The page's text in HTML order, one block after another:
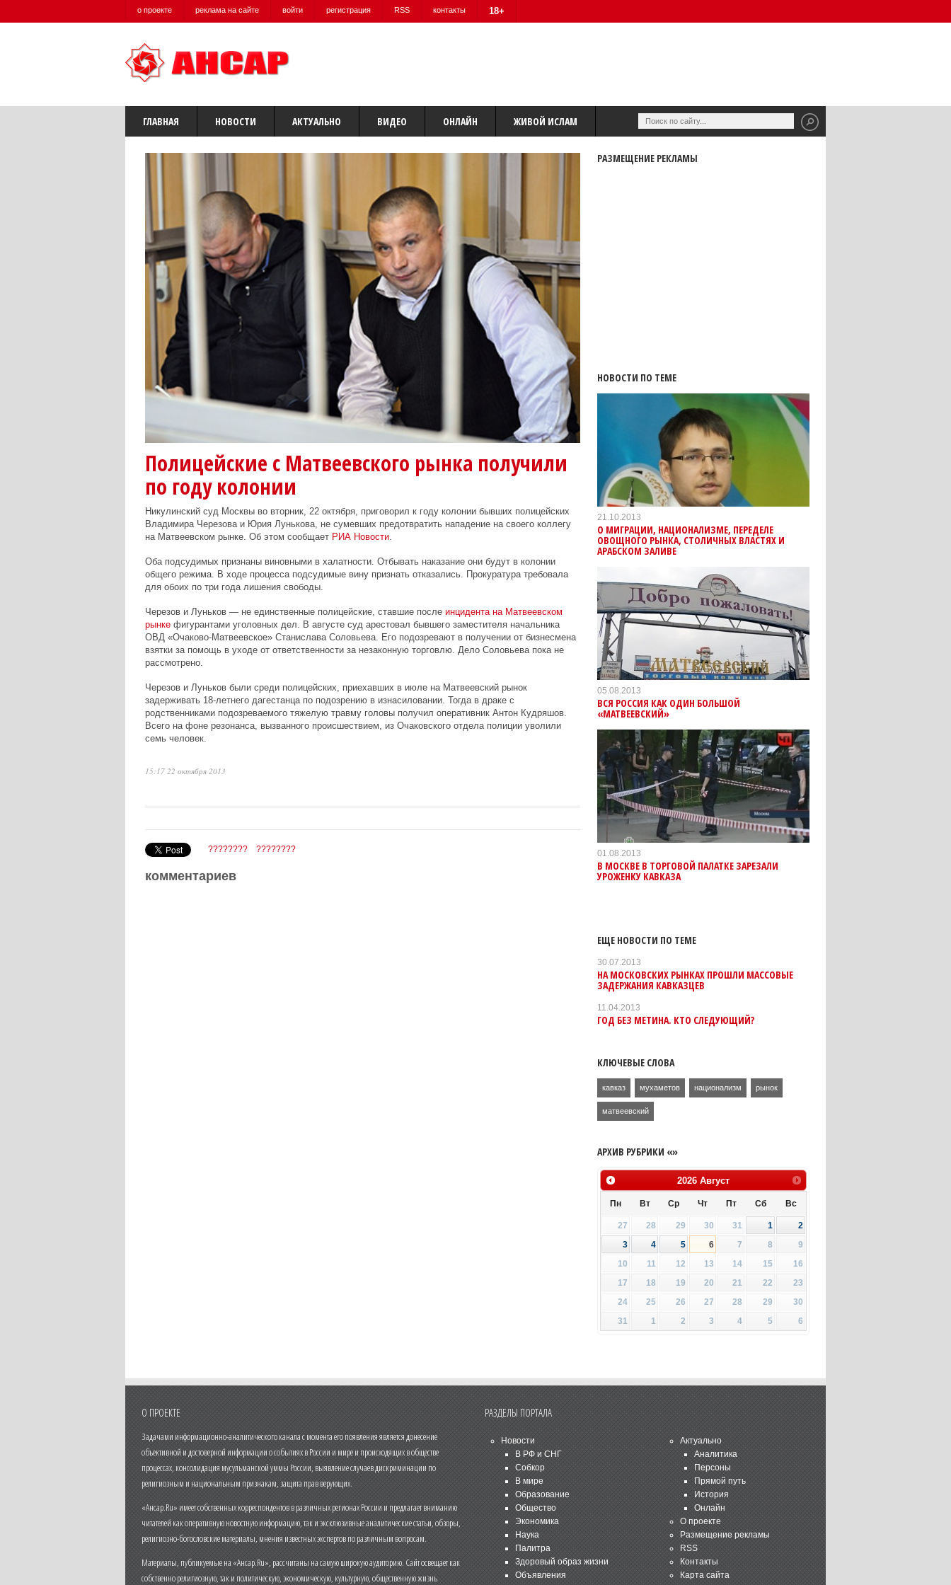
о проекте реклама на сайте войти регистрация RSS контакты 18+
ГЛАВНАЯ НОВОСТИ АКТУАЛЬНО ВИДЕО ОНЛАЙН ЖИВОЙ ИСЛАМ
Полицейские с Матвеевского рынка получили
по году колонии
Никулинский суд Москвы во вторник, 22 октября, приговорил к году колонии бывших полицейских
Владимира Черезова и Юрия Лунькова, не сумевших предотвратить нападение на своего коллегу
на Матвеевском рынке. Об этом сообщает РИА Новости.
Оба подсудимых признаны виновными в халатности. Отбывать наказание они будут в колонии
общего режима. В ходе процесса подсудимые вину признать отказались. Прокуратура требовала
для обоих по три года лишения свободы.
Черезов и Луньков — не единственные полицейские, ставшие после инцидента на Матвеевском
рынкефигурантами уголовных дел. В августе суд арестовал бывшего заместителя начальника
ОВД «Очаково-Матвеевское» Станислава Соловьева. Его подозревают в получении от бизнесмена
взятки за помощь в уходе от ответственности за незаконную торговлю. Дело Соловьева пока не
рассмотрено.
Черезов и Луньков были среди полицейских, приехавших в июле на Матвеевский рынок
задерживать 18-летнего дагестанца по подозрению в изнасиловании. Тогда в драке с
родственниками подозреваемого тяжелую травму головы получил оперативник Антон Кудряшов.
Всего на фоне резонанса, вызванного происшествием, из Очаковского отдела полиции уволили
семь человек.
15:17 22 октября 2013
???????? ????????
комментариев
РАЗМЕЩЕНИЕ РЕКЛАМЫ
НОВОСТИ ПО ТЕМЕ
21.10.2013
О МИГРАЦИИ, НАЦИОНАЛИЗМЕ, ПЕРЕДЕЛЕ
ОВОЩНОГО РЫНКА, СТОЛИЧНЫХ ВЛАСТЯХ И
АРАБСКОМ ЗАЛИВЕ
05.08.2013
ВСЯ РОССИЯ КАК ОДИН БОЛЬШОЙ
«МАТВЕЕВСКИЙ»
01.08.2013
В МОСКВЕ В ТОРГОВОЙ ПАЛАТКЕ ЗАРЕЗАЛИ
УРОЖЕНКУ КАВКАЗА
ЕЩЕ НОВОСТИ ПО ТЕМЕ
30.07.2013
НА МОСКОВСКИХ РЫНКАХ ПРОШЛИ МАССОВЫЕ
ЗАДЕРЖАНИЯ КАВКАЗЦЕВ
11.04.2013
ГОД БЕЗ МЕТИНА. КТО СЛЕДУЮЩИЙ?
КЛЮЧЕВЫЕ СЛОВА
кавказ мухаметов национализм рынок
матвеевский
АРХИВ РУБРИКИ «»
2026 Август
Пн Вт Ср Чт Пт Сб Вс
27 28 29 30 31 1
2
3
4 5 6 7 8
9
10
11 12 13 14 15
16
17
18 19 20 21 22
23
24
25 26 27 28 29
30
31
1 2 3 4 5 6
О ПРОЕКТЕ
Задачами информационно-аналитического канала с момента его появления является донесение
объективной и достоверной информации о событиях в России и мире и происходящих в обществе
процессах, консолидация мусульманской уммы России, выявление случаев дискриминации по
религиозным и национальным признакам, защита прав верующих.
«Ансар.Ru» имеет собственных корреспондентов в различных регионах России и предлагает вниманию
читателей как оперативную новостную информацию, так и эксклюзивные аналитические статьи, обзоры,
религиозно-богословские материалы, мнения известных экспертов по различным вопросам.
Материалы, публикуемые на «Ансар.Ru», рассчитаны на самую широкую аудиторию. Сайт освещает как
собственно религиозную, так и политическую, экономическую, культурную, общественную жизнь
РАЗДЕЛЫ ПОРТАЛА
Новости
В РФ и СНГ
Собкор
В мире
Образование
Общество
Экономика
Наука
Палитра
Здоровый образ жизни
Объявления
Актуально
Аналитика
Персоны
Прямой путь
История
Онлайн
О проекте
Размещение рекламы
RSS
Контакты
Карта сайта